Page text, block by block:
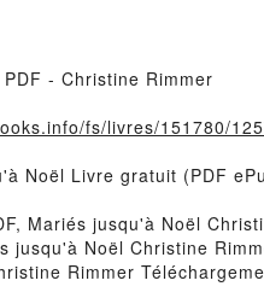
- Christine Rimmer
fs/livres/151780/
Noël Livre gratuit (PDF
Mariés jusqu'à Noël
jusqu'à Noël Christine
Rimmer